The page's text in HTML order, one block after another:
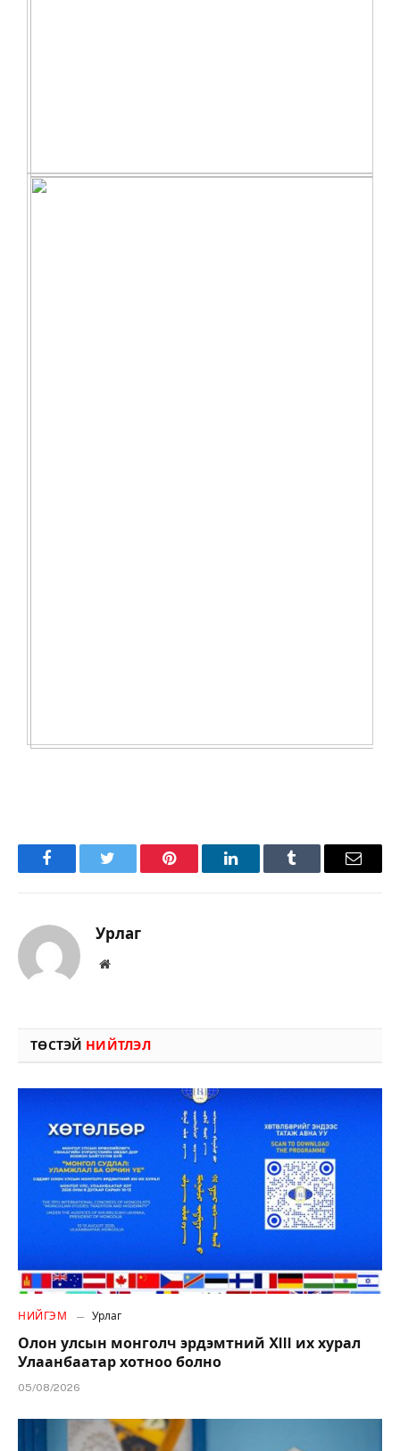
FacebookTwitter Pinterest LinkedInTumblr Имэйл
Урлаг
Вэбсайт
ТӨСТЭЙ НИЙТЛЭЛ
НИЙГЭМ Урлаг
Олон улсын монголч эрдэмтний XIII их хурал
Улаанбаатар хотноо болно
05/08/2026